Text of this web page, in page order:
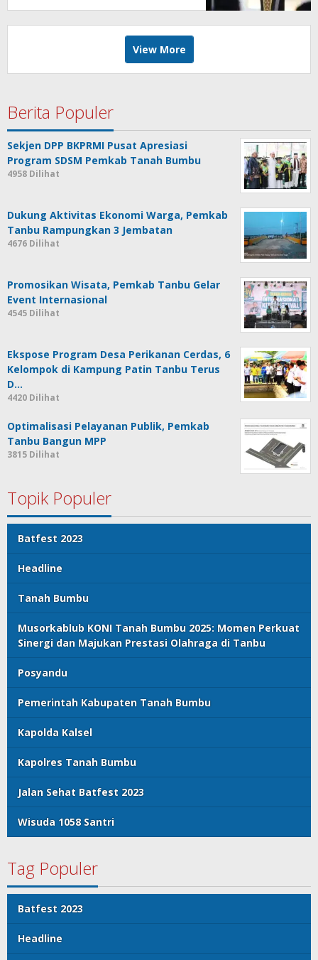
View More
Berita Populer
Sekjen DPP BKPRMI Pusat Apresiasi
Program SDSM Pemkab Tanah Bumbu
4958 Dilihat
Dukung Aktivitas Ekonomi Warga, Pemkab
Tanbu Rampungkan 3 Jembatan
4676 Dilihat
Promosikan Wisata, Pemkab Tanbu Gelar
Event Internasional
4545 Dilihat
Ekspose Program Desa Perikanan Cerdas, 6
Kelompok di Kampung Patin Tanbu Terus
D…
4420 Dilihat
Optimalisasi Pelayanan Publik, Pemkab
Tanbu Bangun MPP
3815 Dilihat
Topik Populer
Batfest 2023
Headline
Tanah Bumbu
Musorkablub KONI Tanah Bumbu 2025: Momen Perkuat
Sinergi dan Majukan Prestasi Olahraga di Tanbu
Posyandu
Pemerintah Kabupaten Tanah Bumbu
Kapolda Kalsel
Kapolres Tanah Bumbu
Jalan Sehat Batfest 2023
Wisuda 1058 Santri
Tag Populer
Batfest 2023
Headline